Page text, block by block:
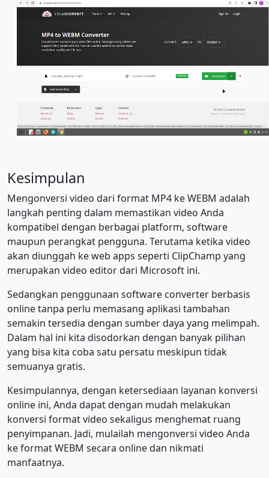
Kesimpulan
Mengonversi video dari format MP4 ke WEBM adalah
langkah penting dalam memastikan video Anda
kompatibel dengan berbagai platform, software
maupun perangkat pengguna. Terutama ketika video
akan diunggah ke web apps seperti ClipChamp yang
merupakan video editor dari Microsoft ini.
Sedangkan penggunaan software converter berbasis
online tanpa perlu memasang aplikasi tambahan
semakin tersedia dengan sumber daya yang melimpah.
Dalam hal ini kita disodorkan dengan banyak pilihan
yang bisa kita coba satu persatu meskipun tidak
semuanya gratis.
Kesimpulannya, dengan ketersediaan layanan konversi
online ini, Anda dapat dengan mudah melakukan
konversi format video sekaligus menghemat ruang
penyimpanan. Jadi, mulailah mengonversi video Anda
ke format WEBM secara online dan nikmati
manfaatnya.